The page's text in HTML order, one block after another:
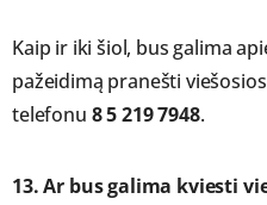
Kaip ir iki šiol, bus galima
pažeidimą pranešti
telefonu 8 5 219 7948.
13. Ar bus galima kviesti